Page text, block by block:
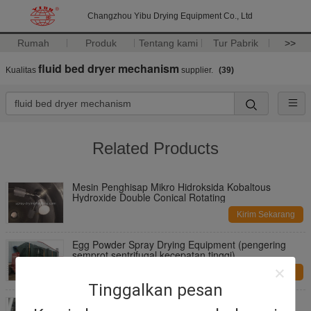
Changzhou Yibu Drying Equipment Co., Ltd
Rumah Produk Tentang kami Tur Pabrik >>
Tinggalkan pesan
Kualitas fluid bed dryer mechanism supplier. (39)
Related Products
Mesin Penghisap Mikro Hidroksida Kobaltous
Hydroxide Double Conical Rotating
Kirim Sekarang
Egg Powder Spray Drying Equipment (pengering
semprot sentrifugal kecepatan tinggi)
Kirim Sekarang
SGS Standard Reverse Pulse Jet Bag Filter Untuk